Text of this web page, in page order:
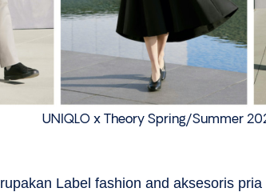
UNIQLO x Theory Spring/Summer
Label fashion and aksesoris